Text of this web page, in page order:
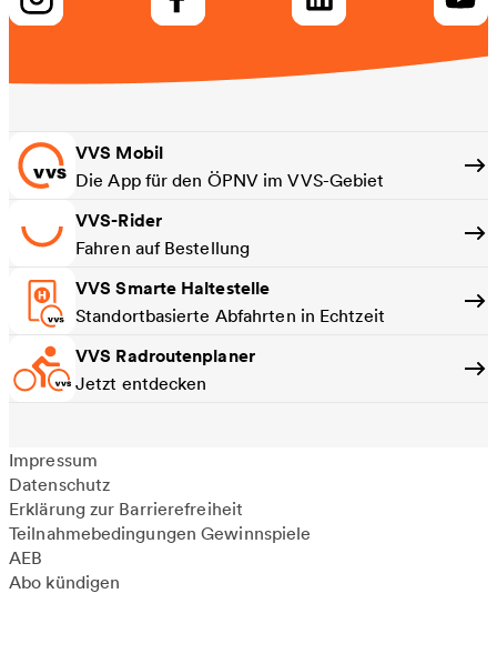
VVS Mobil
Die App für den ÖPNV im VVS-Gebiet
VVS-Rider
Fahren auf Bestellung
VVS Smarte Haltestelle
Standortbasierte Abfahrten in Echtzeit
VVS Radroutenplaner
Jetzt entdecken
Impressum
Datenschutz
Erklärung zur Barrierefreiheit
Teilnahmebedingungen Gewinnspiele
AEB
Abo kündigen